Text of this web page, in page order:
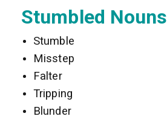
Stumbled Nouns
Stumble
Misstep
Falter
Tripping
Blunder